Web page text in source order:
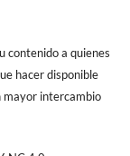
contenido a quienes
hacer disponible
mayor intercambio